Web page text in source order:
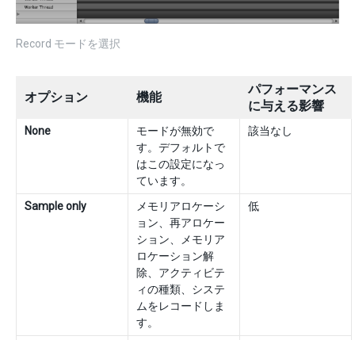
Record モードを選択
オプション 機能
パフォーマンス
に与える影響
None
モードが無効で
す。デフォルトで
はこの設定になっ
ています。
該当なし
Sample only
メモリアロケーシ
ョン、再アロケー
ション、メモリア
ロケーション解
除、アクティビテ
ィの種類、システ
ムをレコードしま
す。
低